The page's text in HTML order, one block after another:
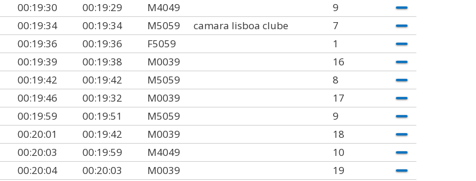
00:19:30 00:19:29 M4049
9
00:19:34 00:19:34 M5059 camara lisboa clube
7
00:19:36 00:19:36 F5059
1
00:19:39 00:19:38 M0039
16
00:19:42 00:19:42 M5059
8
00:19:46 00:19:32 M0039
17
00:19:59 00:19:51 M5059
9
00:20:01 00:19:42 M0039
18
00:20:03 00:19:59 M4049
10
00:20:04 00:20:03 M0039
19